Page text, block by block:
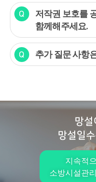
저작권 보호를
함께해주세요.
추가 질문 사항
망
망설일
지속적
소방시설관